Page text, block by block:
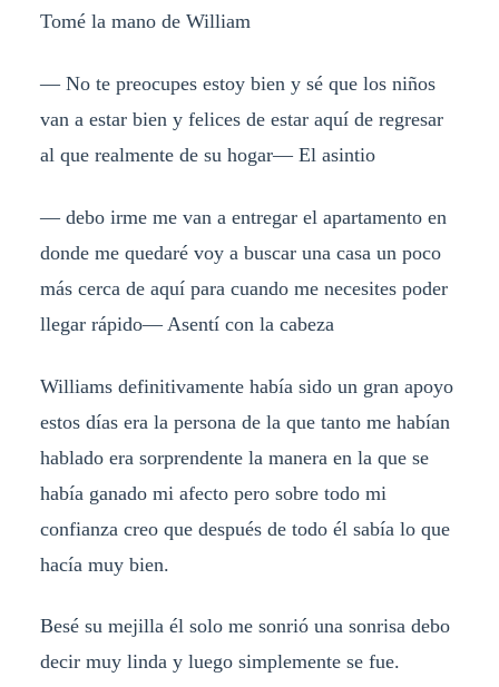
Tomé la mano de William
— No te preocupes estoy bien y sé que los niños
van a estar bien y felices de estar aquí de regresar
al que realmente de su hogar— El asintio
— debo irme me van a entregar el apartamento en
donde me quedaré voy a buscar una casa un poco
más cerca de aquí para cuando me necesites poder
llegar rápido— Asentí con la cabeza
Williams definitivamente había sido un gran apoyo
estos días era la persona de la que tanto me habían
hablado era sorprendente la manera en la que se
había ganado mi afecto pero sobre todo mi
confianza creo que después de todo él sabía lo que
hacía muy bien.
Besé su mejilla él solo me sonrió una sonrisa debo
decir muy linda y luego simplemente se fue.